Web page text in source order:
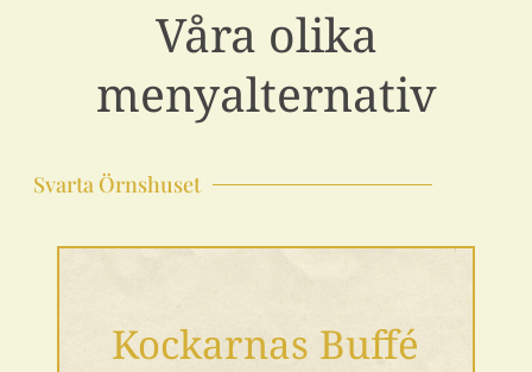
Våra olika
menyalternativ
Svarta Örnshuset
Kockarnas Buffé